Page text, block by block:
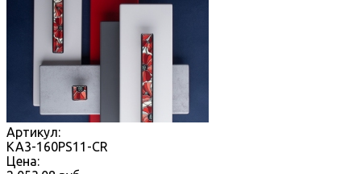
Артикул:
KA3-160PS11-CR
Цена: